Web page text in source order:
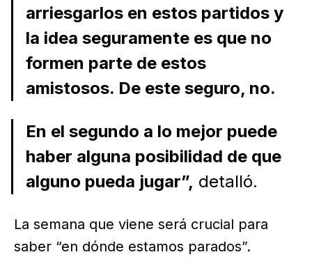
arriesgarlos en estos partidos y
la idea seguramente es que no
formen parte de estos
amistosos. De este seguro, no.
En el segundo a lo mejor puede
haber alguna posibilidad de que
alguno pueda jugar”, detalló.
La semana que viene será crucial para
saber “en dónde estamos parados”.